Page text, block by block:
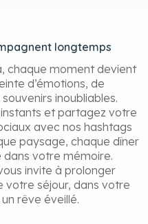
longtemps
chaque moment devient
d’émotions, de
inoubliables.
et partagez votre
avec nos hashtags
paysage, chaque dîner
votre mémoire.
invite à prolonger
séjour, dans votre
rêve éveillé.